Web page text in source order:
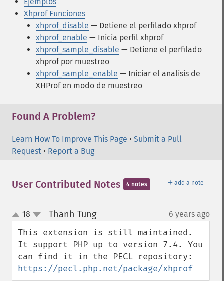
Xhprof Funciones
xhprof_disable — Detiene el perfilado xhprof
xhprof_enable — Inicia perfil xhprof
xhprof_sample_disable — Detiene el perfilado
xhprof por muestreo
xhprof_sample_enable — Iniciar el analisis de
XHProf en modo de muestreo
Found A Problem?
Learn How To Improve This Page • Submit a Pull
Request • Report a Bug
＋ add a note
User Contributed Notes 4 notes
up
down
18 Thanh Tung¶ 6 years ago
This extension is still maintained.
It support PHP up to version 7.4. You
https://pecl.php.net/package/xhprof